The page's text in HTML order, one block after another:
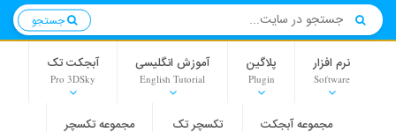
نرم افزار
Software
پلاگین
Plugin
آموزش انگلیسی
English Tutorial
آبجکت تک
Pro 3DSky
مجموعه آبجکت تکسچر تک مجموعه تکسچر